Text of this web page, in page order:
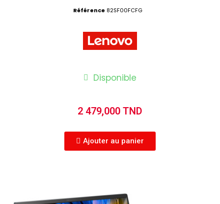
Référence 82SF00FCFG
Disponible
2 479,000 TND
Ajouter au panier